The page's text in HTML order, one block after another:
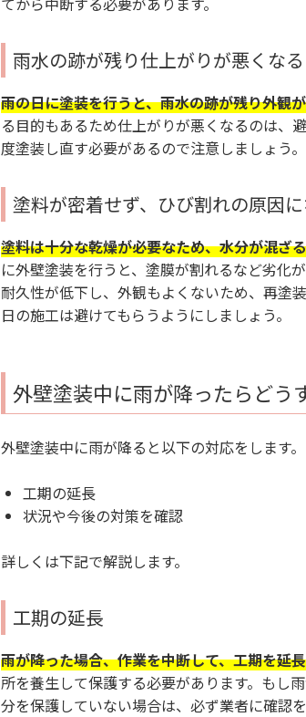
雨水の跡が残り仕上がりが悪くなる
雨の日に塗装を行うと、雨水の跡が残り外観
る目的もあるため仕上がりが悪くなるのは、
度塗装し直す必要があるので注意しましょう。
塗料が密着せず、ひび割れの原因
塗料は十分な乾燥が必要なため、水分が混ざ
に外壁塗装を行うと、塗膜が割れるなど劣化
耐久性が低下し、外観もよくないため、再塗
日の施工は避けてもらうようにしましょう。
外壁塗装中に雨が降ったらどう
外壁塗装中に雨が降ると以下の対応をします。
工期の延長
状況や今後の対策を確認
詳しくは下記で解説します。
工期の延長
雨が降った場合、作業を中断して、工期を延長
所を養生して保護する必要があります。もし
分を保護していない場合は、必ず業者に確認を